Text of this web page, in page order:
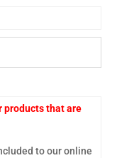
products that are
to our online